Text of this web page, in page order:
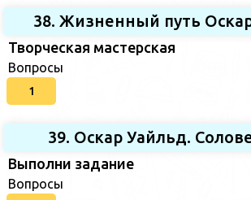
38. Жизненный путь
Творческая мастерская
Вопросы
1
39. Оскар Уайльд.
Выполни задание
Вопросы